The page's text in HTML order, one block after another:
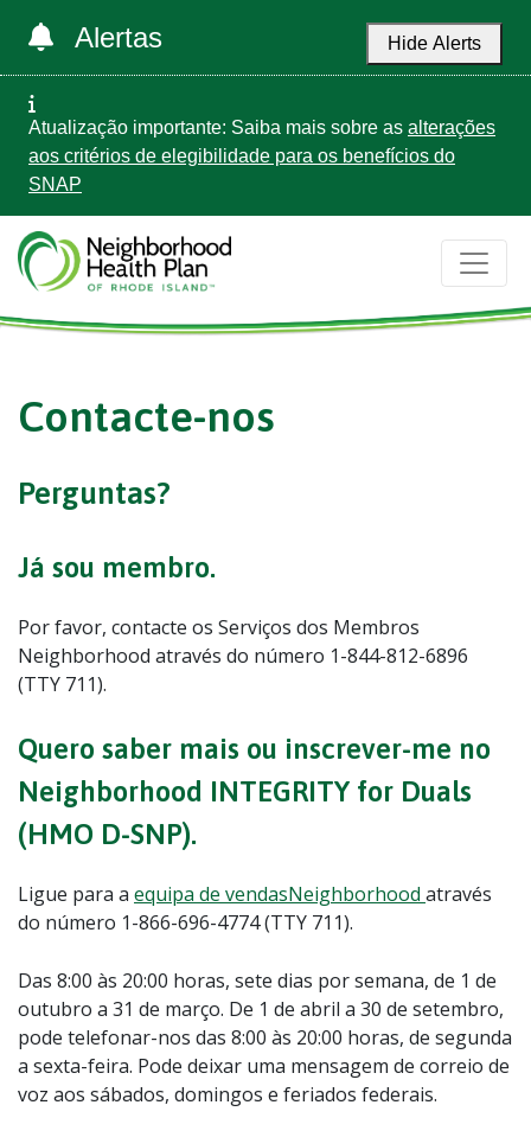
Alertas Hide Alerts
Atualização importante: Saiba mais sobre as alterações
aos critérios de elegibilidade para os benefícios do
SNAP
Contacte-nos
Perguntas?
Já sou membro.
Por favor, contacte os Serviços dos Membros
Neighborhood através do número 1-844-812-6896
(TTY 711).
Quero saber mais ou inscrever-me no
Neighborhood INTEGRITY for Duals
(HMO D-SNP).
Ligue para a equipa de vendasNeighborhood através
do número 1-866-696-4774 (TTY 711).
Das 8:00 às 20:00 horas, sete dias por semana, de 1 de
outubro a 31 de março. De 1 de abril a 30 de setembro,
pode telefonar-nos das 8:00 às 20:00 horas, de segunda
a sexta-feira. Pode deixar uma mensagem de correio de
voz aos sábados, domingos e feriados federais.